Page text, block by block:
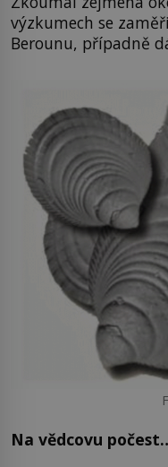
výzkumech se
Berounu, případně
Na vědcovu